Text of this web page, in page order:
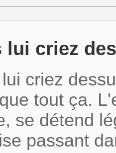
lui criez
criez
tout ça.
se détend
passant